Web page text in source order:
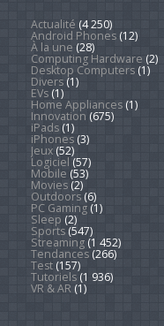
Actualité (4 250)
Android Phones(12)
À la une (28)
Computing Hardware (2)
Desktop Computers(1)
Divers(1)
EVs(1)
Home Appliances(1)
Innovation (675)
iPads(1)
iPhones(3)
Jeux(52)
Logiciel (57)
Mobile (53)
Movies(2)
Outdoors(6)
PC Gaming(1)
Sleep (2)
Sports(547)
Streaming(1 452)
Tendances(266)
Test(157)
Tutoriels(1 936)
VR & AR(1)